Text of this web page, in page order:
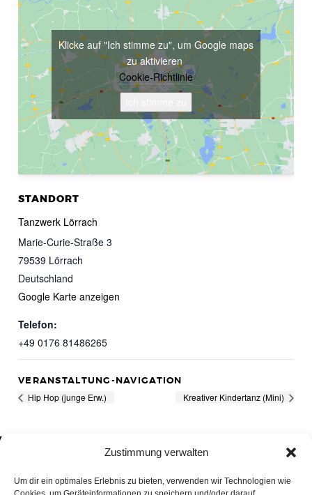
Zustimmung verwalten
Um dir ein optimales Erlebnis zu bieten, verwenden wir Technologien wie
STANDORT
Tanzwerk Lörrach
Marie-Curie-Straße 3
79539 Lörrach
Deutschland
Google Karte anzeigen
Telefon:
+49 0176 81486265
Klicke auf "Ich stimme zu", um Google maps
zu aktivieren
Cookie-Richtlinie
VERANSTALTUNG-NAVIGATION
Hip Hop (junge Erw.) Kreativer Kindertanz (Mini)